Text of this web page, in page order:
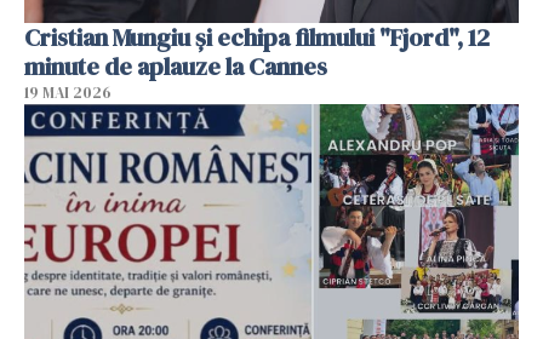
Cristian Mungiu şi echipa filmului "Fjord", 12
minute de aplauze la Cannes
19 MAI 2026